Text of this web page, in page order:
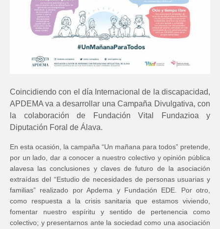
Coincidiendo con el día Internacional de la discapacidad,
APDEMA va a desarrollar una Campaña Divulgativa, con
la colaboración de Fundación Vital Fundazioa y
Diputación Foral de Álava.
En esta ocasión, la campaña “Un mañana para todos” pretende,
por un lado, dar a conocer a nuestro colectivo y opinión pública
alavesa las conclusiones y claves de futuro de la asociación
extraídas del “Estudio de necesidades de personas usuarias y
familias” realizado por Apdema y Fundación EDE. Por otro,
como respuesta a la crisis sanitaria que estamos viviendo,
fomentar nuestro espíritu y sentido de pertenencia como
colectivo; y presentarnos ante la sociedad como una asociación